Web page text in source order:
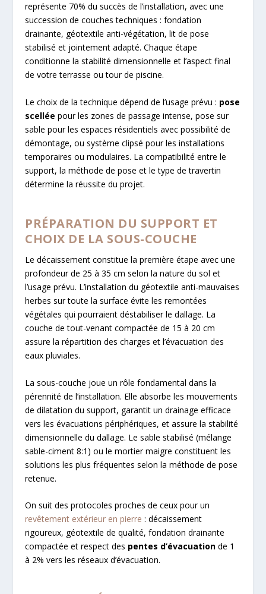
représente 70% du succès de l’installation, avec une
succession de couches techniques : fondation
drainante, géotextile anti-végétation, lit de pose
stabilisé et jointement adapté. Chaque étape
conditionne la stabilité dimensionnelle et l’aspect final
de votre terrasse ou tour de piscine.
Le choix de la technique dépend de l’usage prévu : pose
scellée pour les zones de passage intense, pose sur
sable pour les espaces résidentiels avec possibilité de
démontage, ou système clipsé pour les installations
temporaires ou modulaires. La compatibilité entre le
support, la méthode de pose et le type de travertin
détermine la réussite du projet.
PRÉPARATION DU SUPPORT ET
CHOIX DE LA SOUS-COUCHE
Le décaissement constitue la première étape avec une
profondeur de 25 à 35 cm selon la nature du sol et
l’usage prévu. L’installation du géotextile anti-mauvaises
herbes sur toute la surface évite les remontées
végétales qui pourraient déstabiliser le dallage. La
couche de tout-venant compactée de 15 à 20 cm
assure la répartition des charges et l’évacuation des
eaux pluviales.
La sous-couche joue un rôle fondamental dans la
pérennité de l’installation. Elle absorbe les mouvements
de dilatation du support, garantit un drainage efficace
vers les évacuations périphériques, et assure la stabilité
dimensionnelle du dallage. Le sable stabilisé (mélange
sable-ciment 8:1) ou le mortier maigre constituent les
solutions les plus fréquentes selon la méthode de pose
retenue.
On suit des protocoles proches de ceux pour un
revêtement extérieur en pierre : décaissement
rigoureux, géotextile de qualité, fondation drainante
compactée et respect des pentes d’évacuation de 1
à 2% vers les réseaux d’évacuation.